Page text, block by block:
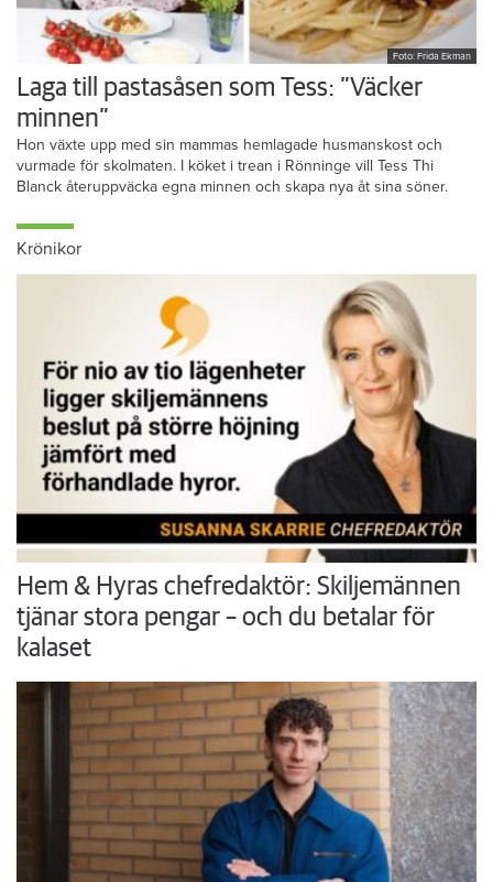
Foto: Frida Ekman
Laga till pastasåsen som Tess: ”Väcker
minnen”
Hon växte upp med sin mammas hemlagade husmanskost och
vurmade för skolmaten. I köket i trean i Rönninge vill Tess Thi
Blanck återuppväcka egna minnen och skapa nya åt sina söner.
Krönikor
Hem & Hyras chefredaktör: Skiljemännen
tjänar stora pengar – och du betalar för
kalaset